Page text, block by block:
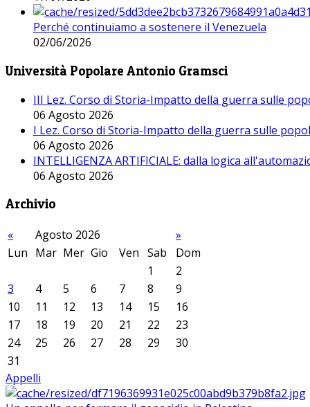
Perché continuiamo a sostenere il Venezuela
02/06/2026
Università Popolare Antonio Gramsci
III Lez. Corso di Storia-Impatto della guerra sulle
06 Agosto 2026
I Lez. Corso di Storia-Impatto della guerra sulle
06 Agosto 2026
INTELLIGENZA ARTIFICIALE: dalla logica
06 Agosto 2026
Archivio
« Agosto 2026
»
Lun Mar Mer Gio Ven Sab
Dom
1
2
3
4 5 6 7 8
9
10
11 12 13 14 15
16
17
18 19 20 21 22
23
24
25 26 27 28 29
30
31
Appelli